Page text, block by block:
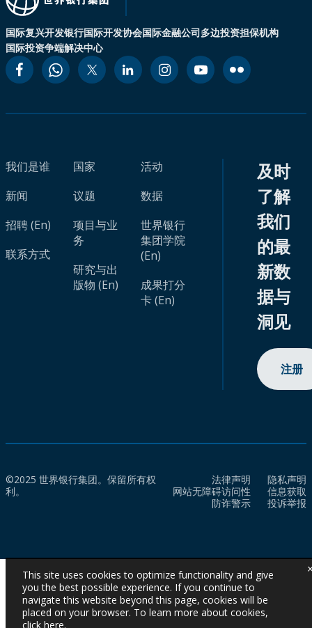
国际复兴开发银行国际开发协会国际金融公司多边投资担保机构
国际投资争端解决中心
我们是谁
新闻
招聘 (En)
联系方式
国家
议题
项目与业
务
研究与出
版物 (En)
活动
数据
世界银行
集团学院
(En)
成果打分
卡 (En)
及时
了解
我们
的最
新数
据与
洞见
注册
©2025 世界银行集团。保留所有权
利。
法律声明
隐私声明
网站无障碍访问性
信息获取
防诈警示
投诉举报
This site uses cookies to optimize functionality and give
you the best possible experience. If you continue to
navigate this website beyond this page, cookies will be
placed on your browser. To learn more about cookies,
click here.